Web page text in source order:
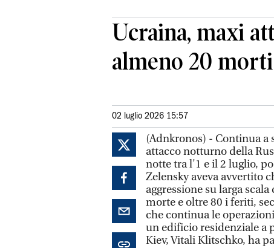
Ucraina, maxi
almeno 20 morti
02 luglio 2026 15:57
(Adnkronos) - Continua
attacco notturno della
notte tra l'1 e il 2 luglio,
Zelensky aveva avvertito
aggressione su larga
morte e oltre 80 i feriti,
che continua le
un edificio residenziale a
Kiev, Vitali Klitschko, ha